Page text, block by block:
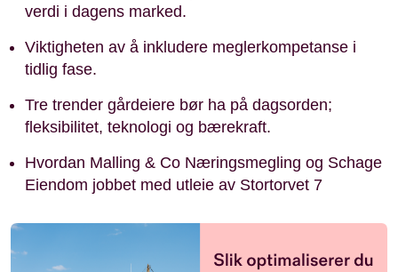
verdi i dagens marked.
Viktigheten av å inkludere meglerkompetanse i
tidlig fase.
Tre trender gårdeiere bør ha på dagsorden;
fleksibilitet, teknologi og bærekraft.
Hvordan Malling & Co Næringsmegling og Schage
Eiendom jobbet med utleie av Stortorvet 7